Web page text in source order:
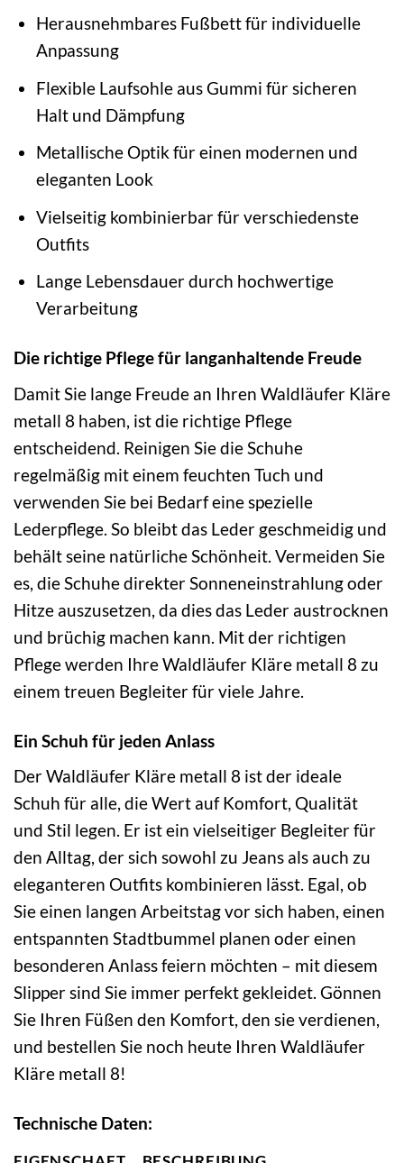
Herausnehmbares Fußbett für individuelle
Anpassung
Flexible Laufsohle aus Gummi für sicheren
Halt und Dämpfung
Metallische Optik für einen modernen und
eleganten Look
Vielseitig kombinierbar für verschiedenste
Outfits
Lange Lebensdauer durch hochwertige
Verarbeitung
Die richtige Pflege für langanhaltende Freude
Damit Sie lange Freude an Ihren Waldläufer Kläre
metall 8 haben, ist die richtige Pflege
entscheidend. Reinigen Sie die Schuhe
regelmäßig mit einem feuchten Tuch und
verwenden Sie bei Bedarf eine spezielle
Lederpflege. So bleibt das Leder geschmeidig und
behält seine natürliche Schönheit. Vermeiden Sie
es, die Schuhe direkter Sonneneinstrahlung oder
Hitze auszusetzen, da dies das Leder austrocknen
und brüchig machen kann. Mit der richtigen
Pflege werden Ihre Waldläufer Kläre metall 8 zu
einem treuen Begleiter für viele Jahre.
Ein Schuh für jeden Anlass
Der Waldläufer Kläre metall 8 ist der ideale
Schuh für alle, die Wert auf Komfort, Qualität
und Stil legen. Er ist ein vielseitiger Begleiter für
den Alltag, der sich sowohl zu Jeans als auch zu
eleganteren Outfits kombinieren lässt. Egal, ob
Sie einen langen Arbeitstag vor sich haben, einen
entspannten Stadtbummel planen oder einen
besonderen Anlass feiern möchten – mit diesem
Slipper sind Sie immer perfekt gekleidet. Gönnen
Sie Ihren Füßen den Komfort, den sie verdienen,
und bestellen Sie noch heute Ihren Waldläufer
Kläre metall 8!
Technische Daten: